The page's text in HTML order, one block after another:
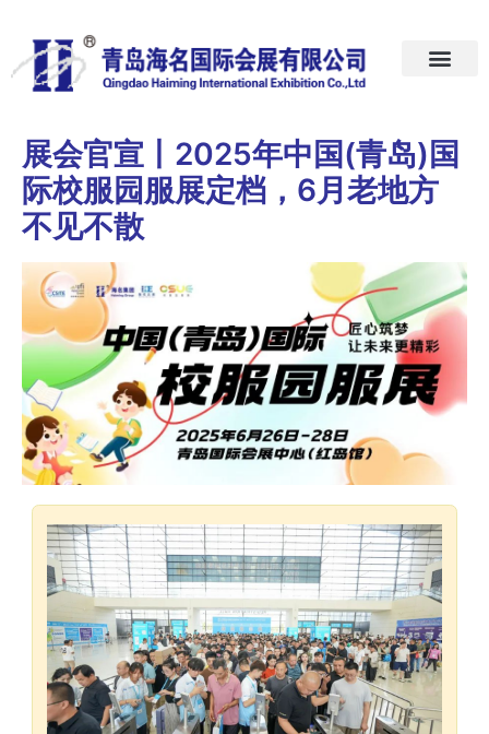
展会官宣丨2025年中国(青岛)国
际校服园服展定档，6月老地方
不见不散